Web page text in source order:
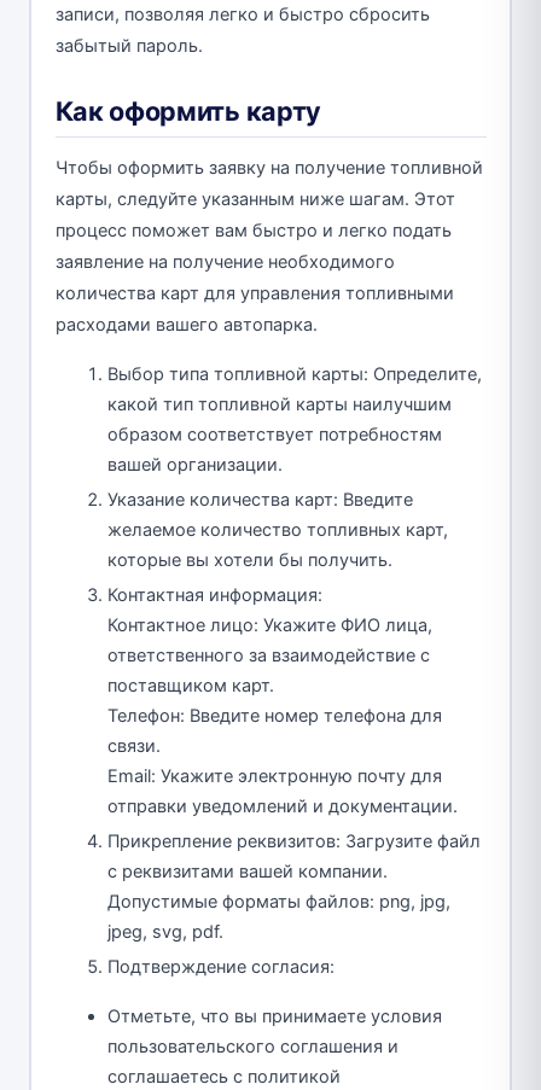
записи, позволяя легко и быстро сбросить
забытый пароль.
Как оформить карту
Чтобы оформить заявку на получение топливной
карты, следуйте указанным ниже шагам. Этот
процесс поможет вам быстро и легко подать
заявление на получение необходимого
количества карт для управления топливными
расходами вашего автопарка.
Выбор типа топливной карты: Определите,
какой тип топливной карты наилучшим
образом соответствует потребностям
вашей организации.
Указание количества карт: Введите
желаемое количество топливных карт,
которые вы хотели бы получить.
Контактная информация:
Контактное лицо: Укажите ФИО лица,
ответственного за взаимодействие с
поставщиком карт.
Телефон: Введите номер телефона для
связи.
Email: Укажите электронную почту для
отправки уведомлений и документации.
Прикрепление реквизитов: Загрузите файл
с реквизитами вашей компании.
Допустимые форматы файлов: png, jpg,
jpeg, svg, pdf.
Подтверждение согласия:
Отметьте, что вы принимаете условия
пользовательского соглашения и
соглашаетесь с политикой